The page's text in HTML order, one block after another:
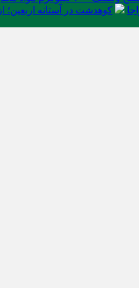
کوهدشت در آستانه اربعین؛